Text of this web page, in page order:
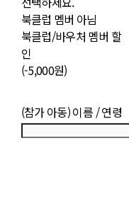
북클럽 멤버 아님
북클럽/바우처 멤버 할
인
(-5,000원)
(참가 아동) 이름 / 연령